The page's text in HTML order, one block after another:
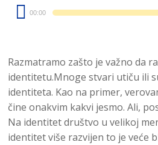
Audio
Player
00:00
Razmatramo zašto je važno da
identitetu.Mnoge stvari utiču ili
identiteta. Kao na primer,
čine onakvim kakvi jesmo. Ali,
Na identitet društvo u velikoj
identitet više razvijen to je veće